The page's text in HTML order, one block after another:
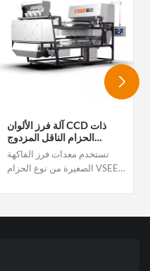
آلة فرز الألوان CCD ذات
الحزام الناقل المزدوج
الطبقات، مزودة بوظيفة
الذكاء الاصطناعي، وآلة فرز
الألوان
تستخدم معدات فرز الفاكهة
الصغيرة من نوع الحزام VSEE
مبتكر للتعامل مع المهام